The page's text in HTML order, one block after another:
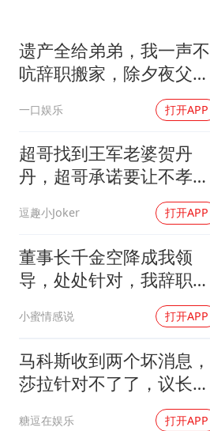
乐享全民
遗产全给弟弟，我一声不
吭辞职搬家，除夕夜父亲
一口娱乐 打开APP
超哥找到王军老婆贺丹
丹，超哥承诺要让不孝子
付出代价，死磕到底
逗趣小Joker 打开APP
董事长千金空降成我领
导，处处针对，我辞职
后，3个月公司损失数亿
小蜜情感说 打开APP
马科斯收到两个坏消息，
莎拉针对不了了，议长反
糖逗在娱乐 打开APP